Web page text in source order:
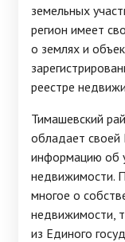
земельных
регион имеет
о землях и
реестре
Тимашевский
обладает
информацию об
недвижимости.
многое о
недвижимости,
из Единого